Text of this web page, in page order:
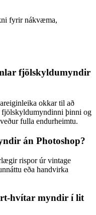
fyrir nákvæma,
fjölskyldumyndir
okkar til að
þinni og
fulla endurheimtu.
án Photoshop?
rispor úr vintage
eða handvirka
hvítar myndir í lit